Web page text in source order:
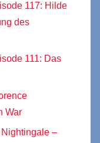
117: Hilde
des
111: Das
War
–